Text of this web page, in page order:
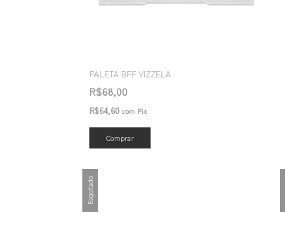
PALETA BFF VIZZELA
R$68,00
R$64,60 com Pix
Esgotado